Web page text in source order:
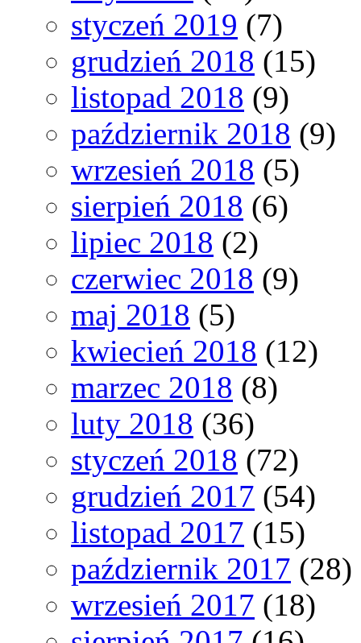
styczeń 2019 (7)
grudzień 2018 (15)
listopad 2018 (9)
październik 2018 (9)
wrzesień 2018 (5)
sierpień 2018 (6)
lipiec 2018 (2)
czerwiec 2018 (9)
maj 2018 (5)
kwiecień 2018 (12)
marzec 2018 (8)
luty 2018 (36)
styczeń 2018 (72)
grudzień 2017 (54)
listopad 2017 (15)
październik 2017 (28)
wrzesień 2017 (18)